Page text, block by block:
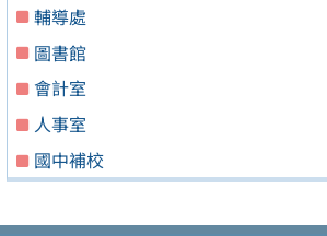
輔導處
圖書館
會計室
人事室
國中補校